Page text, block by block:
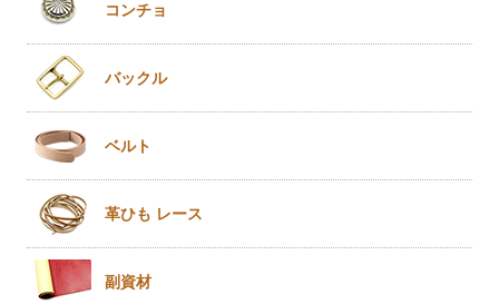
コンチョ
バックル
ベルト
革ひも レース
副資材